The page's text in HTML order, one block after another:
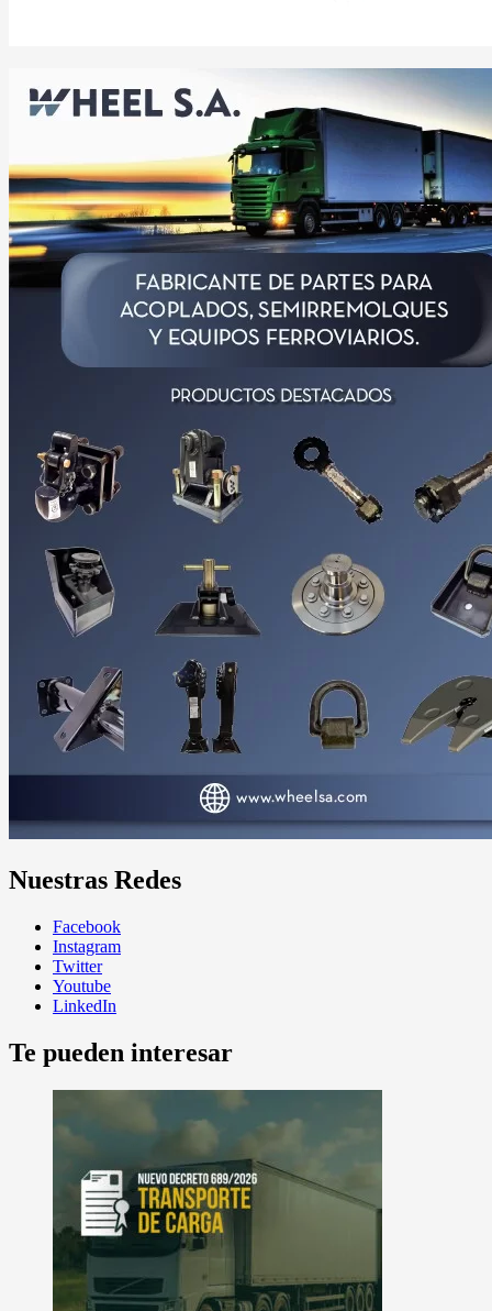
Nuestras Redes
Facebook
Instagram
Twitter
Youtube
LinkedIn
Te pueden interesar